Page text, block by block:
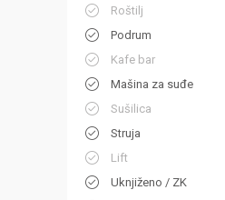
Roštilj
Podrum
Kafe bar
Mašina za suđe
Sušilica
Struja
Lift
Uknjiženo / ZK